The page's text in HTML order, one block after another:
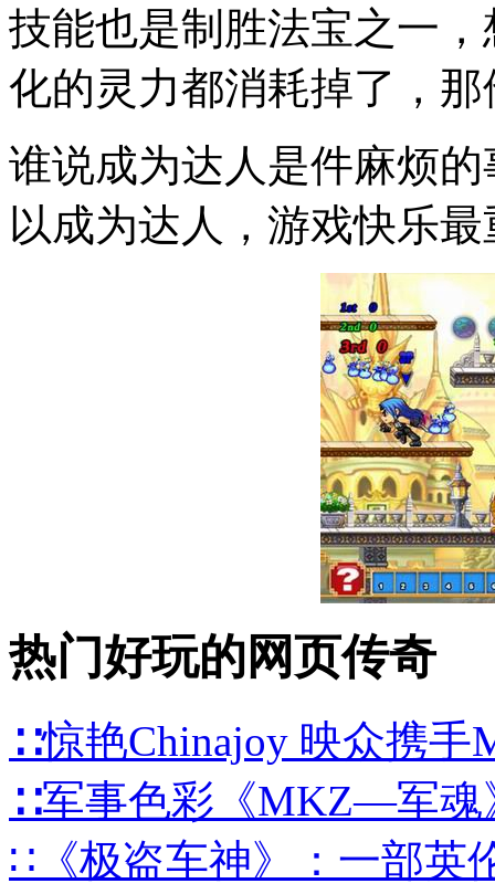
技能也是制胜法宝之一
化的灵力都消耗掉了，
谁说成为达人是件麻烦
以成为达人，游戏快乐
热门好玩的网页传奇
∷惊艳Chinajoy 映众携手
∷军事色彩《MKZ—军魂
∷《极盗车神》：一部英